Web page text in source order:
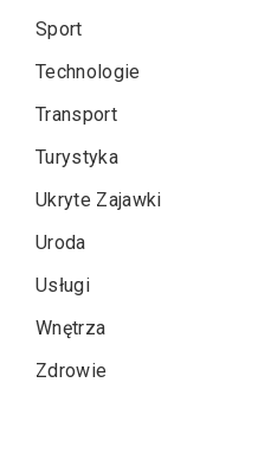
Sport
Technologie
Transport
Turystyka
Ukryte Zajawki
Uroda
Usługi
Wnętrza
Zdrowie